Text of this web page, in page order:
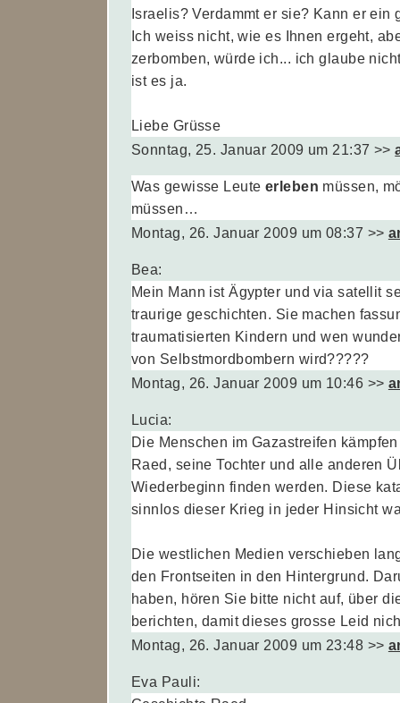
Israelis? Verdammt er sie? Kann er
Ich weiss nicht, wie es Ihnen ergeht,
zerbomben, würde ich... ich glaube
ist es ja.
Liebe Grüsse
Sonntag, 25. Januar 2009 um 21:37 >>
Was gewisse Leute erleben müssen,
müssen…
Montag, 26. Januar 2009 um 08:37 >>
Bea:
Mein Mann ist Ägypter und via satellit
traurige geschichten. Sie machen
traumatisierten Kindern und wen
von Selbstmordbombern wird?????
Montag, 26. Januar 2009 um 10:46 >>
Lucia:
Die Menschen im Gazastreifen
Raed, seine Tochter und alle anderen
Wiederbeginn finden werden. Diese
sinnlos dieser Krieg in jeder Hinsicht
Die westlichen Medien verschieben
den Frontseiten in den Hintergrund.
haben, hören Sie bitte nicht auf, über
berichten, damit dieses grosse Leid
Montag, 26. Januar 2009 um 23:48 >>
Eva Pauli: